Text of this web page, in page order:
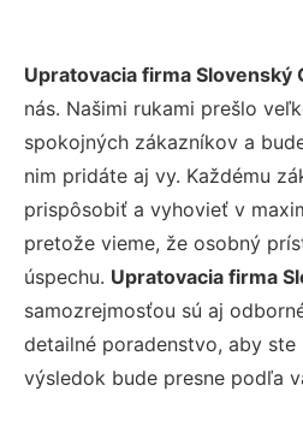
Upratovacia firma Slovenský
nás. Našimi rukami prešlo
spokojných zákazníkov a
nim pridáte aj vy. Každému
prispôsobiť a vyhovieť v
pretože vieme, že osobný
úspechu. Upratovacia firma
samozrejmosťou sú aj
detailné poradenstvo, aby
výsledok bude presne podľa